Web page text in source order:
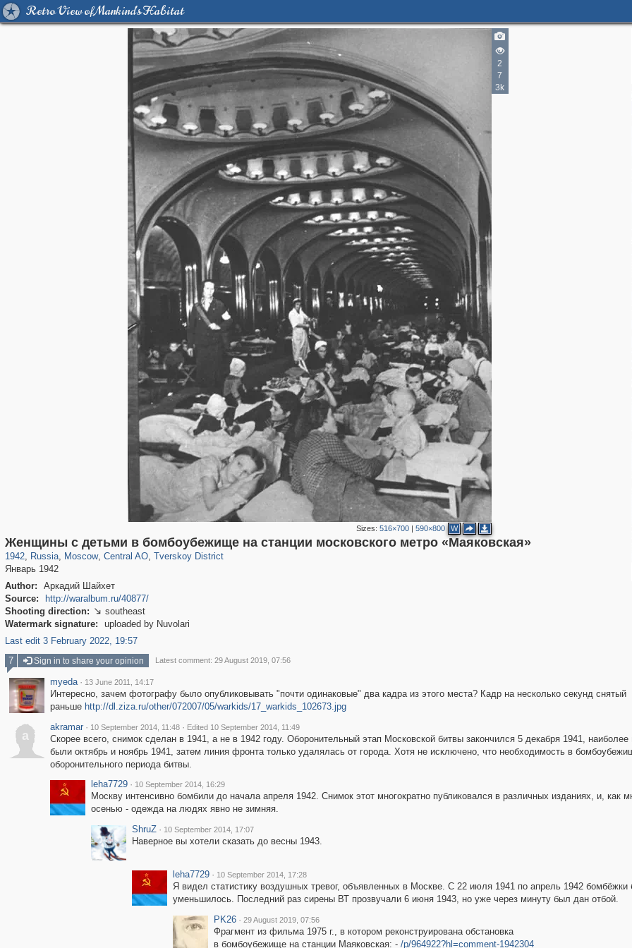
Retro View of Mankind's Habitat
2
7
3k
Sizes: 516×700| 590×800 W
Женщины с детьми в бомбоубежище на станции московского метро «Маяковская»
1942, Russia
1,406,257 29,243
, Moscow
319,779 8,286
, Central AO
159,978 5,916
, Tverskoy District
53,034 2,283
Январь 1942
Author:
Аркадий Шайхет
Source:
http://waralbum.ru/40877/
Shooting direction:  southeast
Watermark signature:
uploaded by Nuvolari
Last edit 3 February 2022, 19:57
7 Sign in to share your opinion Latest comment: 29 August 2019, 07:56
myeda · 13 June 2011, 14:17
Интересно, зачем фотографу было опубликовывать "почти одинаковые" два кадра из этого места? Кадр на несколько секунд снятый
раньше http://dl.ziza.ru/other/072007/05/warkids/17_warkids_102673.jpg
a
akramar · 10 September 2014, 11:48 · Edited 10 September 2014, 11:49
Скорее всего, снимок сделан в 1941, а не в 1942 году. Оборонительный этап Московской битвы закончился 5 декабря 1941,
были октябрь и ноябрь 1941, затем линия фронта только удалялась от города. Хотя не исключено, что необходимость в
оборонительного периода битвы.
leha7729 · 10 September 2014, 16:29
Москву интенсивно бомбили до начала апреля 1942. Снимок этот многократно публиковался в различных изданиях, и, как
осенью - одежда на людях явно не зимняя.
ShruZ · 10 September 2014, 17:07
Наверное вы хотели сказать до весны 1943.
leha7729 · 10 September 2014, 17:28
Я видел статистику воздушных тревог, объявленных в Москве. С 22 июля 1941 по апрель 1942
уменьшилось. Последний раз сирены ВТ прозвучали 6 июня 1943, но уже через минуту был дан отбой.
PK26 · 29 August 2019, 07:56
Фрагмент из фильма 1975 г., в котором реконструирована обстановка
в бомбоубежище на станции Маяковская: - /p/964922?hl=comment-1942304